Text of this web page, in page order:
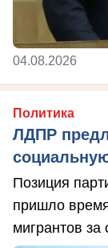
04.08.2026
Политика
ЛДПР
Позиция
пришло
мигрантов